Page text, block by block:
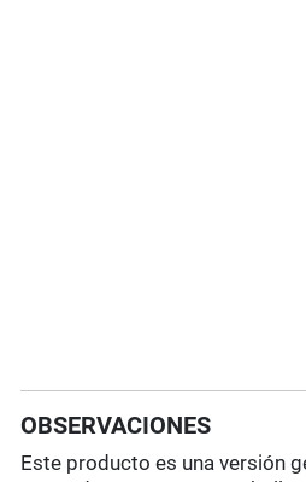
OBSERVACIONES
Este producto es una versión